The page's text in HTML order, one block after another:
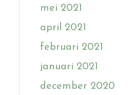
mei 2021
april 2021
februari 2021
januari 2021
december 2020